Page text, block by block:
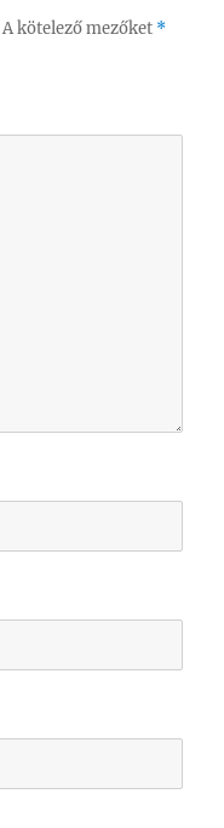
A kötelező mezőket *